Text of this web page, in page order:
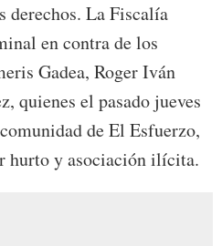
derechos. La Fiscalía
en contra de los
Gadea, Roger Iván
quienes el pasado jueves
de El Esfuerzo,
hurto y asociación ilícita.